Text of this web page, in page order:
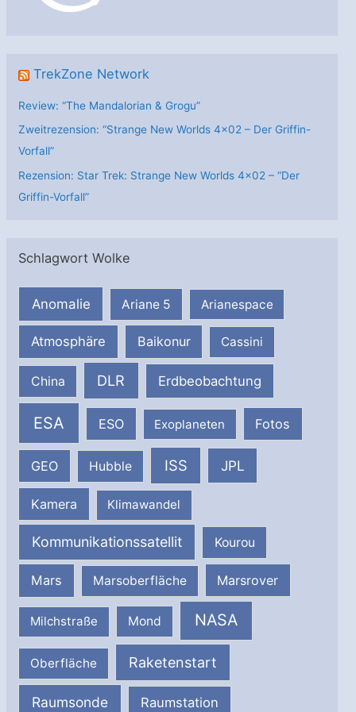
TrekZone Network
Review: “The Mandalorian & Grogu”
Zweitrezension: “Strange New Worlds 4×02 – Der Griffin-
Vorfall”
Rezension: Star Trek: Strange New Worlds 4×02 – “Der
Griffin-Vorfall”
Schlagwort Wolke
Anomalie Ariane 5 Arianespace
Atmosphäre Baikonur Cassini
China DLR Erdbeobachtung
ESA ESO Exoplaneten Fotos
GEO Hubble ISS JPL
Kamera Klimawandel
Kommunikationssatellit Kourou
Mars Marsoberfläche Marsrover
Milchstraße Mond NASA
Oberfläche Raketenstart
Raumsonde Raumstation